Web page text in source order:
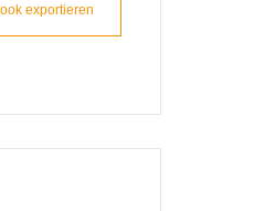
exportieren